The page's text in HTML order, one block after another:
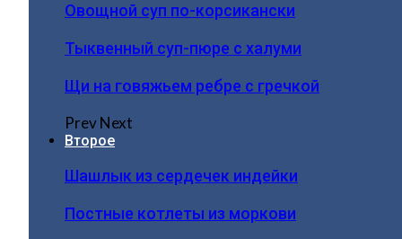
Овощной суп по-корсикански
Тыквенный суп-пюре с халуми
Щи на говяжьем ребре с гречкой
PrevNext
Второе
Шашлык из сердечек индейки
Постные котлеты из моркови